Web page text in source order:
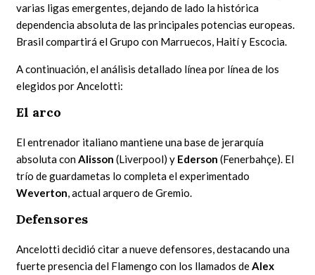
varias ligas emergentes, dejando de lado la histórica
dependencia absoluta de las principales potencias europeas.
Brasil compartirá el Grupo con Marruecos, Haití y Escocia.
A continuación, el análisis detallado línea por línea de los
elegidos por Ancelotti:
El arco
El entrenador italiano mantiene una base de jerarquía
absoluta conAlisson (Liverpool) y Ederson(Fenerbahçe). El
trío de guardametas lo completa el experimentado
Weverton, actual arquero de Gremio.
Defensores
Ancelotti decidió citar a nueve defensores, destacando una
fuerte presencia del Flamengo con los llamados deAlex